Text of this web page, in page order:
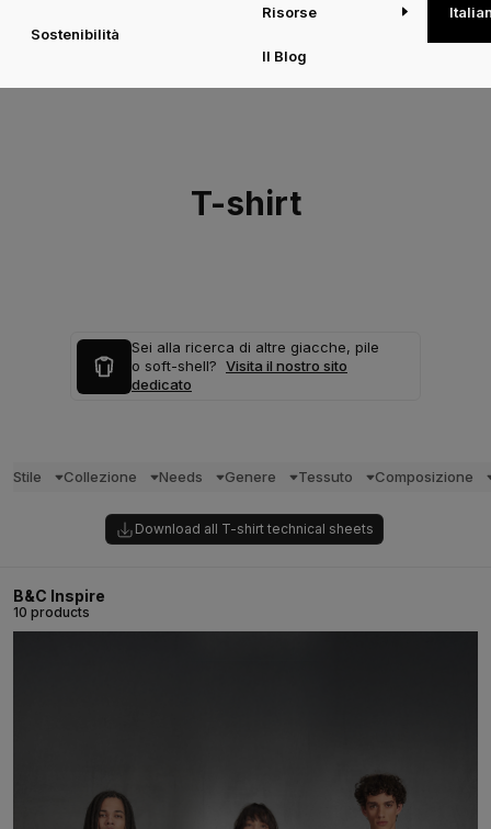
Sostenibilità
Risorse
Il Blog
T-shirt
Sei alla ricerca di altre giacche, pile
o soft-shell? Visita il nostro sito
dedicato
Stile Collezione Needs Genere Tessuto Composizione
Download all T-shirt technical sheets
B&C Inspire
10 products